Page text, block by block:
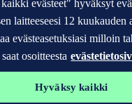
evästeet" hyväksyt
laitteeseesi 12 kuukauden
evästeasetuksiasi milloin
osoitteesta
Hyväksy kaikki